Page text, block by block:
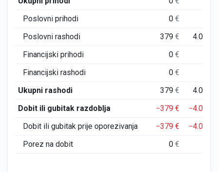
Poslovni prihodi
0€
Poslovni rashodi
379€ 4.071
Financijski prihodi
0€
Financijski rashodi
0€
Ukupni rashodi
379€ 4.071
Dobit ili gubitak razdoblja
−379€ −4.071
Dobit ili gubitak prije oporezivanja
−379€ −4.071
Porez na dobit
0€